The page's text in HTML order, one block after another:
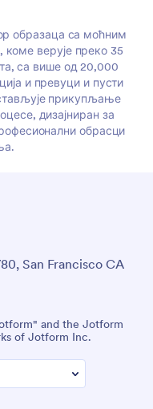
образаца са моћним
верује преко 35
са више од 20,000
и превуци и пусти
прикупљање
дизајниран за
обрасци
San Francisco CA
and the Jotform
of Jotform Inc.